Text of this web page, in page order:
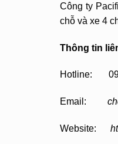
Công ty
chỗ và xe 4
Thông tin
Hotline:
Email:
Website: